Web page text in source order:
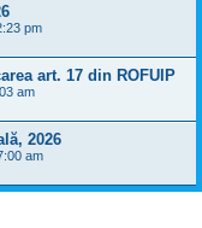
pm
art. 17 din ROFUIP
am
2026
am